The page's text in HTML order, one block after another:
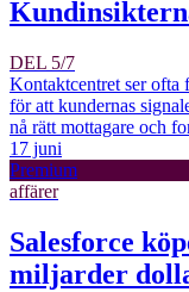
DEL 5/7
Kontaktcentret ser ofta
för att kundernas
nå rätt mottagare och
17 juni
Premium
affärer
Salesforce
miljarder